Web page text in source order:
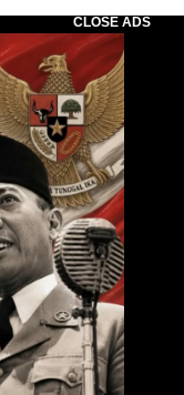
CLOSE ADS